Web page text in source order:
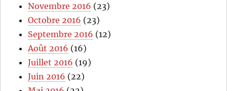
Novembre 2016 (23)
Octobre 2016 (23)
Septembre 2016 (12)
Août 2016 (16)
Juillet 2016 (19)
Juin 2016 (22)